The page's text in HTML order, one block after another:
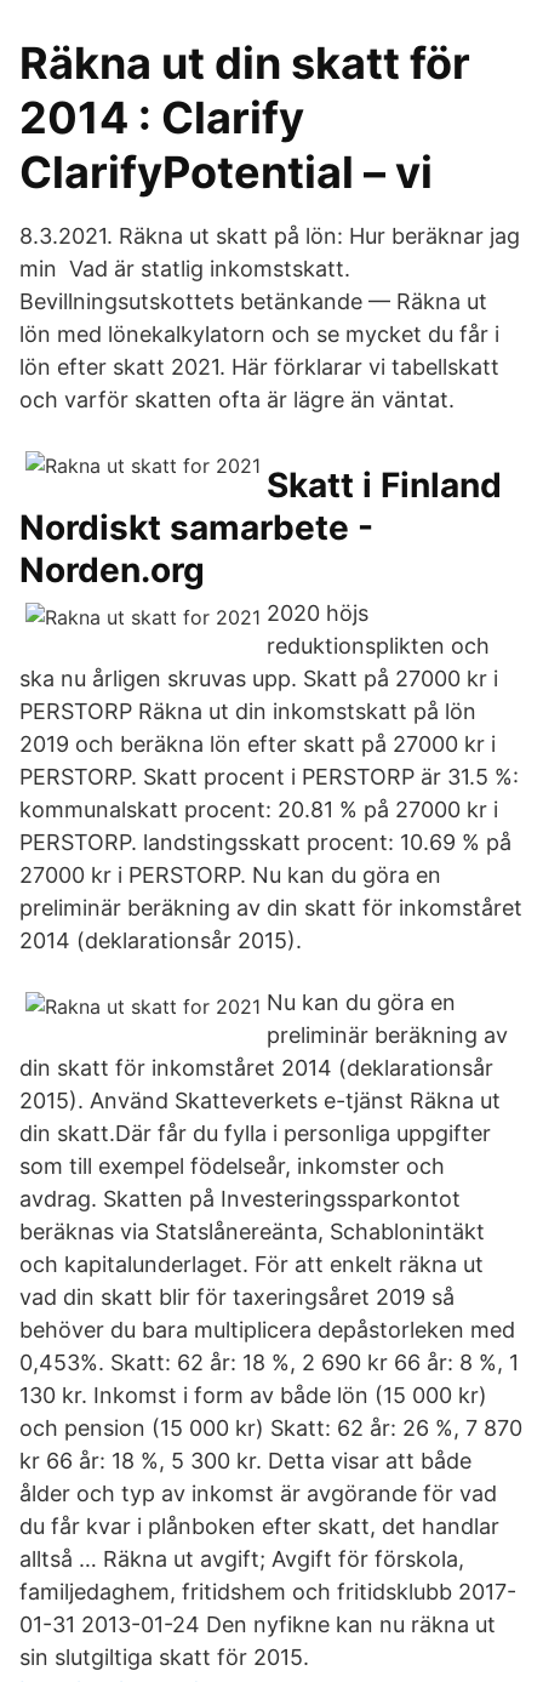
Räkna ut din skatt för
2014 : Clarify
ClarifyPotential – vi
8.3.2021. Räkna ut skatt på lön: Hur beräknar jag
min Vad är statlig inkomstskatt.
Bevillningsutskottets betänkande — Räkna ut
lön med lönekalkylatorn och se mycket du får i
lön efter skatt 2021. Här förklarar vi tabellskatt
och varför skatten ofta är lägre än väntat.
Skatt i Finland
Nordiskt samarbete -
Norden.org
2020 höjs
reduktionsplikten och
ska nu årligen skruvas upp. Skatt på 27000 kr i
PERSTORP Räkna ut din inkomstskatt på lön
2019 och beräkna lön efter skatt på 27000 kr i
PERSTORP. Skatt procent i PERSTORP är 31.5 %:
kommunalskatt procent: 20.81 % på 27000 kr i
PERSTORP. landstingsskatt procent: 10.69 % på
27000 kr i PERSTORP. Nu kan du göra en
preliminär beräkning av din skatt för inkomst­året
2014 (deklarationsår 2015).
Nu kan du göra en
preliminär beräkning av
din skatt för inkomst­året 2014 (deklarationsår
2015). Använd Skatteverkets e-tjänst Räkna ut
din skatt.Där får du fylla i personliga uppgifter
som till exempel födelseår, inkomster och
avdrag. Skatten på Investeringssparkontot
beräknas via Statslånereänta, Schablonintäkt
och kapitalunderlaget. För att enkelt räkna ut
vad din skatt blir för taxeringsåret 2019 så
behöver du bara multiplicera depåstorleken med
0,453%. Skatt: 62 år: 18 %, 2 690 kr 66 år: 8 %, 1
130 kr. Inkomst i form av både lön (15 000 kr)
och pension (15 000 kr) Skatt: 62 år: 26 %, 7 870
kr 66 år: 18 %, 5 300 kr. Detta visar att både
ålder och typ av inkomst är avgörande för vad
du får kvar i plånboken efter skatt, det handlar
alltså … Räkna ut avgift; Avgift för förskola,
familjedaghem, fritidshem och fritidsklubb 2017-
01-31 2013-01-24 Den nyfikne kan nu räkna ut
sin slutgiltiga skatt för 2015.